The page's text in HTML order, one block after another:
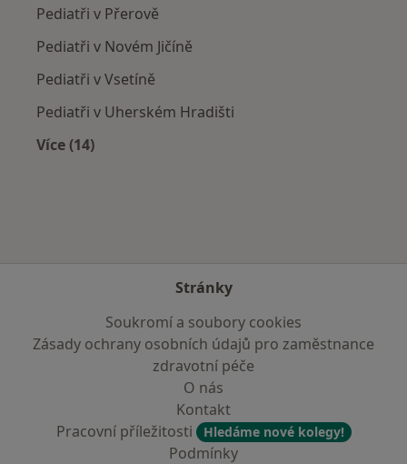
Pediatři v Přerově
Pediatři v Novém Jičíně
Pediatři v Vsetíně
Pediatři v Uherském Hradišti
Více (14)
Stránky
Soukromí a soubory cookies
Zásady ochrany osobních údajů pro zaměstnance
zdravotní péče
O nás
Kontakt
Pracovní příležitosti
Hledáme nové kolegy!
Podmínky